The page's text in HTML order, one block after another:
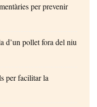
per prevenir
d’un pollet fora del niu
per facilitar la